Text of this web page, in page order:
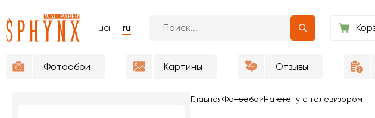
ua ru
Фотообои Картины Отзывы
ГлавнаяФотообоиНа стену с телевизором